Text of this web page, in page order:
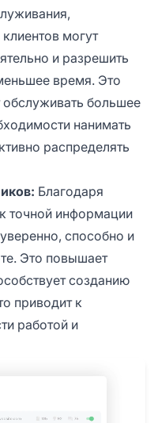
могут
и разрешить
время. Это
обслуживать большее
нанимать
распределять
Благодаря
точной информации
способно и
Это повышает
созданию
приводит к
работой и